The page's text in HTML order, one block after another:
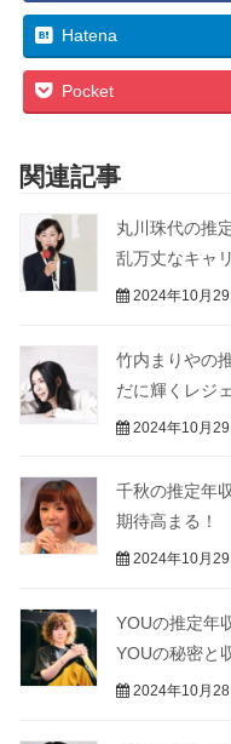
Hatena
Pocket
関連記事
丸川珠代の推
乱万丈なキャ
2024年10月29
竹内まりやの
だに輝くレジ
2024年10月29
千秋の推定年
期待高まる！
2024年10月29
YOUの推定年
YOUの秘密と
2024年10月28